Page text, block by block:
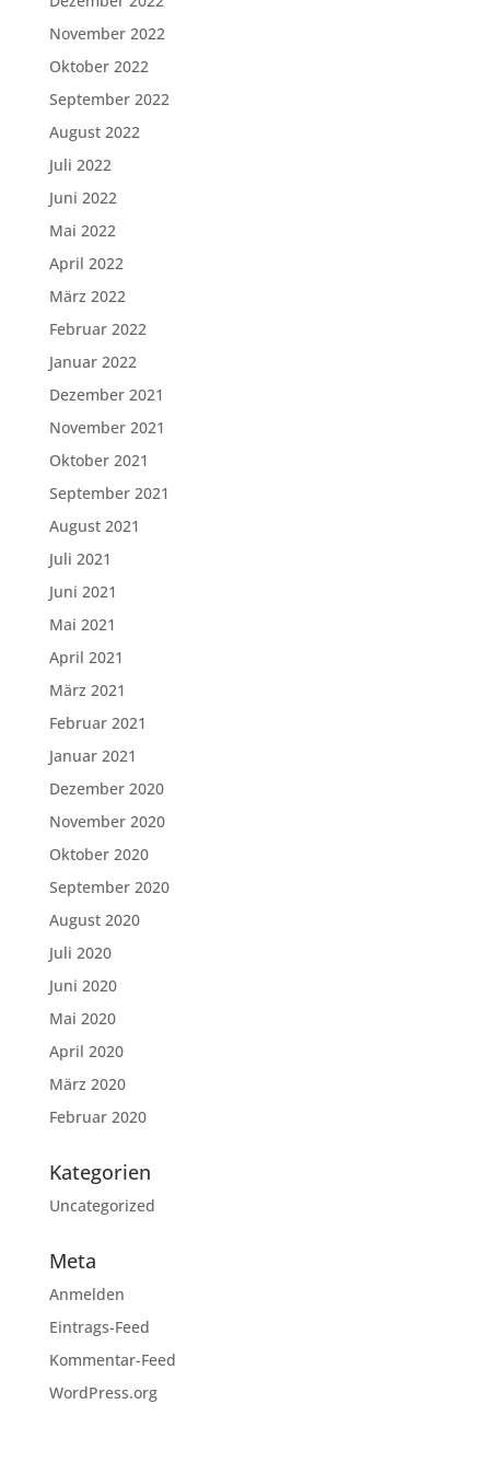
November 2022
Oktober 2022
September 2022
August 2022
Juli 2022
Juni 2022
Mai 2022
April 2022
März 2022
Februar 2022
Januar 2022
Dezember 2021
November 2021
Oktober 2021
September 2021
August 2021
Juli 2021
Juni 2021
Mai 2021
April 2021
März 2021
Februar 2021
Januar 2021
Dezember 2020
November 2020
Oktober 2020
September 2020
August 2020
Juli 2020
Juni 2020
Mai 2020
April 2020
März 2020
Februar 2020
Kategorien
Uncategorized
Meta
Anmelden
Eintrags-Feed
Kommentar-Feed
WordPress.org